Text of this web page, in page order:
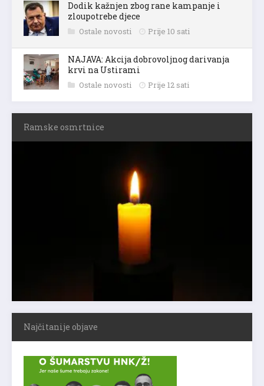
Dodik kažnjen zbog rane kampanje i
zloupotrebe djece
Ostale novosti Prije 10 sati
NAJAVA: Akcija dobrovoljnog darivanja
krvi na Ustirami
Ostale novosti Prije 12 sati
Ramske osmrtnice
Najčitanije objave